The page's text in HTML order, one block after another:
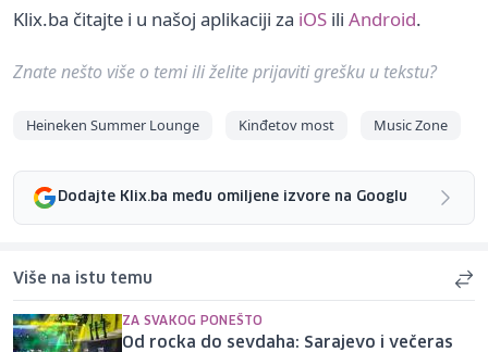
Klix.ba čitajte i u našoj aplikaciji za iOS ili Android.
Znate nešto više o temi ili želite prijaviti grešku u tekstu?
Heineken Summer Lounge Kinđetov most Music Zone
Dodajte Klix.ba među omiljene izvore na Googlu
Više na istu temu
ZA SVAKOG PONEŠTO
Od rocka do sevdaha: Sarajevo i večeras